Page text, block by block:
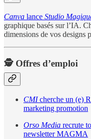
Canva lance Studio
graphique basés sur l’IA.
dimensions de vos designs
🕵️ Offres d’emploi
CMIcherche un (e)
marketing promotion
Orso Media recrute
newsletter MAGMA